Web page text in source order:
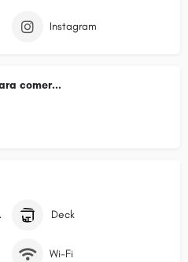
Instagram
comer...
Deck
Wi-Fi